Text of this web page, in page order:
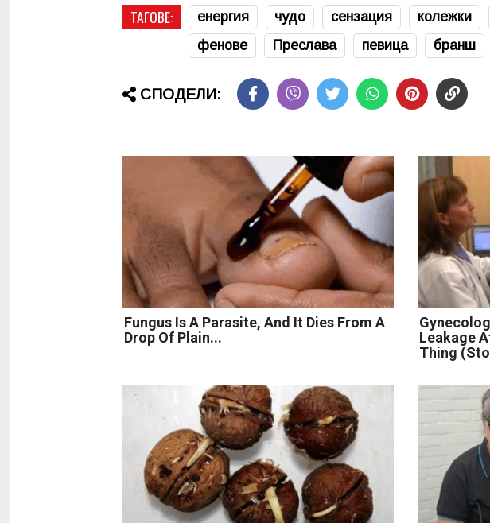
ТАГОВЕ: енергия чудо сензация колежки
фенове
Преслава певица бранш
СПОДЕЛИ:
Fungus Is A Parasite, And It Dies From A
Drop Of Plain...
Leakage
Thing